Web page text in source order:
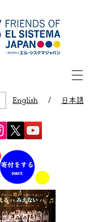
English / 日本語